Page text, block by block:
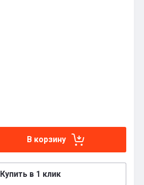
В корзину
Купить в 1 клик